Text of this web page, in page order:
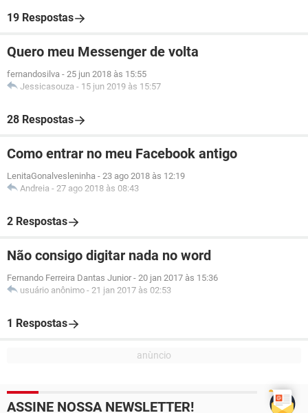
19 Respostas
Quero meu Messenger de volta
fernandosilva - 25 jun 2018 às 15:55
Jessicasouza - 15 jun 2019 às 15:57
28 Respostas
Como entrar no meu Facebook antigo
LenitaGonalvesleninha - 23 ago 2018 às 12:19
Andreia - 27 ago 2018 às 08:43
2 Respostas
Não consigo digitar nada no word
Fernando Ferreira Dantas Junior - 20 jan 2017 às 15:36
usuário anônimo - 21 jan 2017 às 02:53
1 Respostas
ASSINE NOSSA NEWSLETTER!